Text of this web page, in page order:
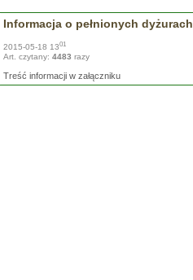
Informacja o pełnionych
2015-05-18 1301
Art. czytany: 4483 razy
Treść informacji w załączniku